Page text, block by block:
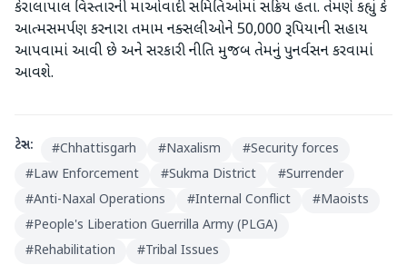
કેરાલાપાલ વિસ્તારની માઓવાદી સમિતિઓમાં સક્રિય હતા. તેમણે કહ્યું કે
આત્મસમર્પણ કરનારા તમામ નક્સલીઓને 50,000 રૂપિયાની સહાય
આપવામાં આવી છે અને સરકારી નીતિ મુજબ તેમનું પુનર્વસન કરવામાં
આવશે.
ટેગ્સ: #Chhattisgarh #Naxalism #Security forces
#Law Enforcement #Sukma District #Surrender
#Anti-Naxal Operations #Internal Conflict #Maoists
#People's Liberation Guerrilla Army (PLGA)
#Rehabilitation #Tribal Issues